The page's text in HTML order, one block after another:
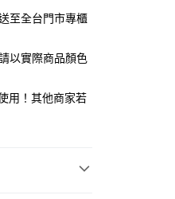
行
至全台門市專櫃
以實際商品顏色
用！其他商家若